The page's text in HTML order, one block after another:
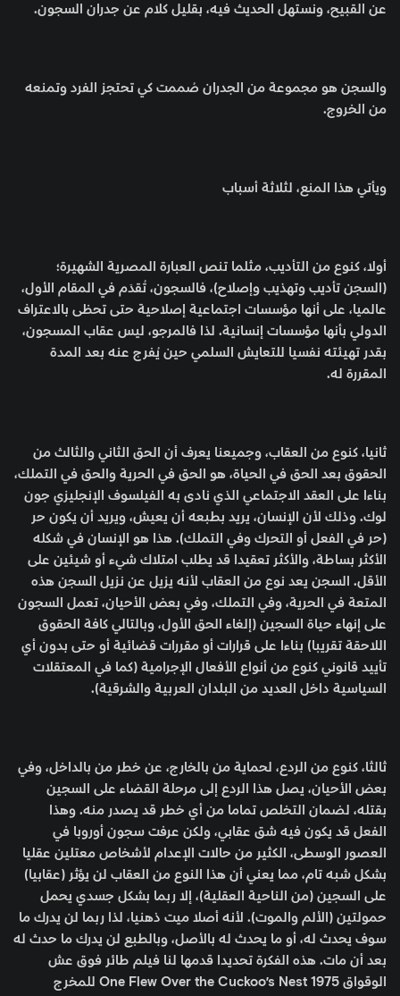
عن القبيح، ونستهل الحديث فيه، بقليل كلام عن جدران السجون.
والسجن هو مجموعة من الجدران صُممت كي تحتجز الفرد وتمنعه
من الخروج.
ويأتي هذا المنع، لثلاثة أسباب
أولا، كنوع من التأديب، مثلما تنص العبارة المصرية الشهيرة؛
(السجن تأديب وتهذيب وإصلاح)، فالسجون، تُقدَم في المقام الأول،
عالميا، على أنها مؤسسات اجتماعية إصلاحية حتى تحظى بالاعتراف
الدولي بأنها مؤسسات إنسانية. لذا فالمرجو، ليس عقاب المسجون،
بقدر تهيئته نفسيا للتعايش السلمي حين يُفرج عنه بعد المدة
المقررة له.
ثانيا، كنوع من العقاب، وجميعنا يعرف أن الحق الثاني والثالث من
الحقوق بعد الحق في الحياة، هو الحق في الحرية والحق في التملك،
بناءا على العقد الاجتماعي الذي نادى به الفيلسوف الإنجليزي جون
لوك. وذلك لأن الإنسان، يريد بطبعه أن يعيش، ويريد أن يكون حر
(حر في الفعل أو التحرك وفي التملك). هذا هو الإنسان في شكله
الأكثر بساطة، والأكثر تعقيدا قد يطلب امتلاك شيء أو شيئين على
الأقل. السجن يعد نوع من العقاب لأنه يزيل عن نزيل السجن هذه
المتعة في الحرية، وفي التملك، وفي بعض الأحيان، تعمل السجون
على إنهاء حياة السجين (إلغاء الحق الأول، وبالتالي كافة الحقوق
اللاحقة تقريبا) بناءا على قرارات أو مقررات قضائية أو حتى بدون أي
تأييد قانوني كنوع من أنواع الأفعال الإجرامية (كما في المعتقلات
السياسية داخل العديد من البلدان العربية والشرقية).
ثالثا، كنوع من الردع، لحماية من بالخارج، عن خطر من بالداخل، وفي
بعض الأحيان، يصل هذا الردع إلى مرحلة القضاء على السجين
بقتله، لضمان التخلص تماما من أي خطر قد يصدر منه. وهذا
الفعل قد يكون فيه شق عقابي، ولكن عرفت سجون أوروبا في
العصور الوسطى، الكثير من حالات الإعدام لأشخاص معتلين عقليا
بشكل شبه تام، مما يعني أن هذا النوع من العقاب لن يؤثر (عقابيا)
على السجين (من الناحية العقلية)، إلا ربما بشكل جسدي يحمل
حمولتين (الألم والموت). لأنه أصلا ميت ذهنيا، لذا ربما لن يدرك ما
سوف يحدث له، أو ما يحدث له بالأصل، وبالطبع لن يدرك ما حدث له
بعد أن مات. هذه الفكرة تحديدا قدمها لنا فيلم طائر فوق عش
الوقواق One Flew Over the Cuckoo’s Nest 1975 للمخرج